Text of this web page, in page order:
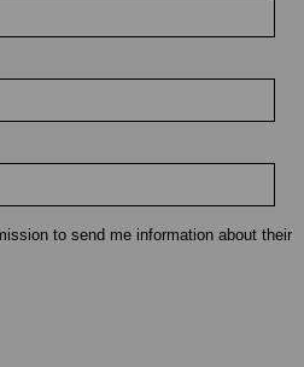
to send me information about their